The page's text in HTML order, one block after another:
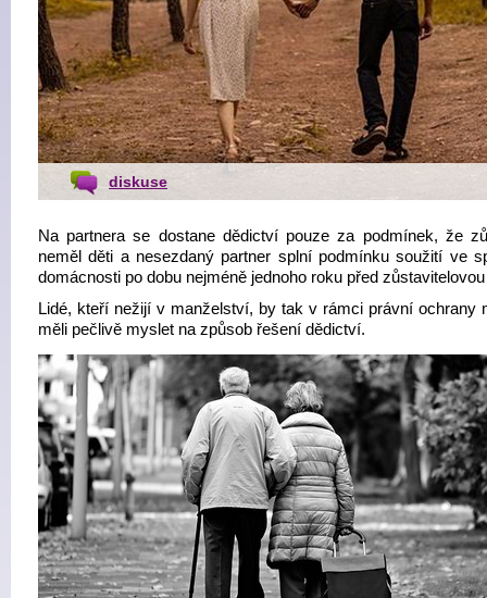
diskuse
Na partnera se dostane dědictví pouze za podmínek, že
neměl děti a nesezdaný partner splní podmínku soužití ve
domácnosti po dobu nejméně jednoho roku před
Lidé, kteří nežijí v manželství, by tak v rámci právní ochrany
měli pečlivě myslet na způsob řešení dědictví.